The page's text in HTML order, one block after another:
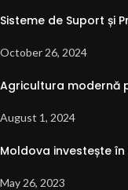
Sisteme de Suport și
October 26, 2024
Agricultura modernă
August 1, 2024
Moldova investește
May 26, 2023